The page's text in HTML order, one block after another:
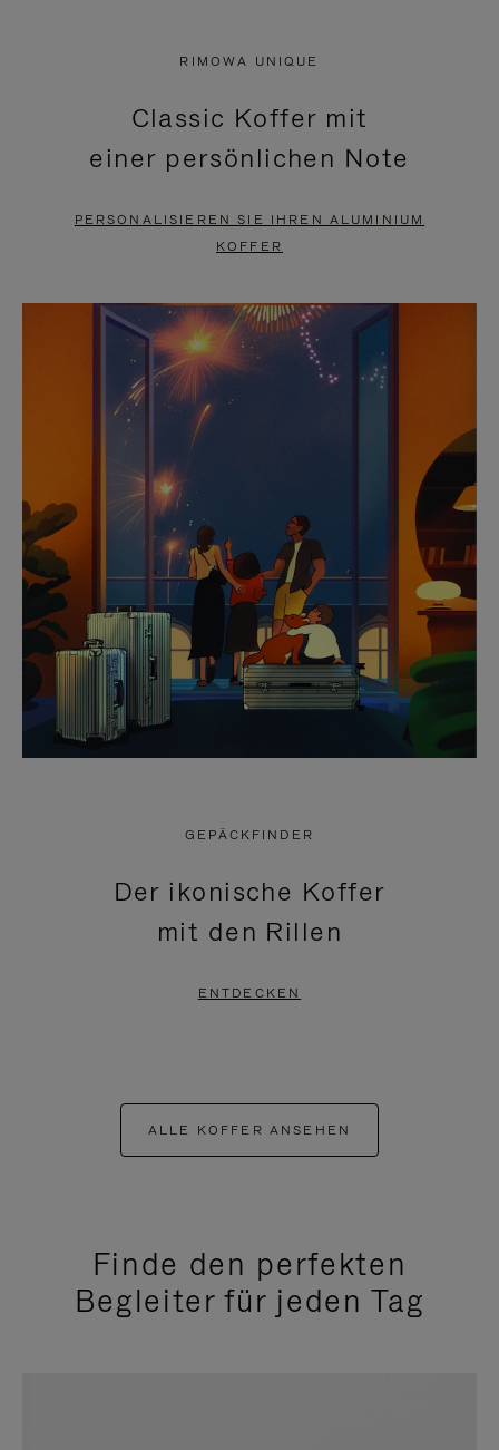
PAUSIERT,
BITTE
DRÜCKEN
ANZUHALTEN
KLICKEN
SIE
ZUM
AUFHEBEN
STUMMSCHALTUNG
RIMOWA UNIQUE
Classic Koffer mit
einer persönlichen Note
PERSONALISIEREN SIE IHREN ALUMINIUM
KOFFER
GEPÄCKFINDER
Der ikonische Koffer
mit den Rillen
ENTDECKEN
ALLE KOFFER ANSEHEN
Finde den perfekten
Begleiter für jeden Tag